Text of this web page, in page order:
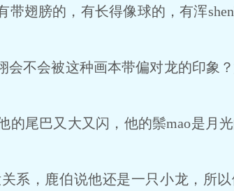
翅膀的，有长得像球的，有浑
不会被这种画本带偏对龙的印象
尾巴又大又闪，他的鬃mao是月光
，鹿伯说他还是一只小龙，所以